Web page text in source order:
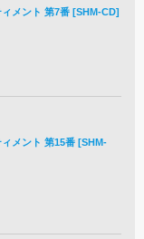
メント 第7番 [SHM-CD]
メント 第15番 [SHM-